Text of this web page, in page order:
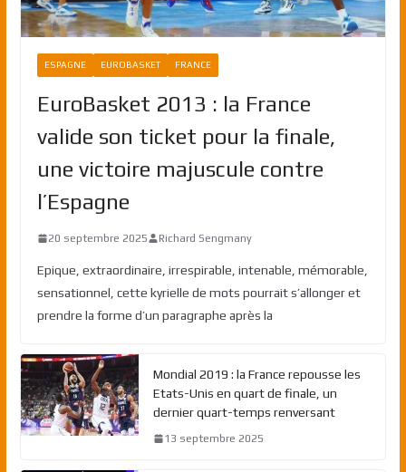
ESPAGNE EUROBASKET FRANCE
EuroBasket 2013 : la France
valide son ticket pour la finale,
une victoire majuscule contre
l’Espagne
20 septembre 2025 Richard Sengmany
Epique, extraordinaire, irrespirable, intenable, mémorable,
sensationnel, cette kyrielle de mots pourrait s’allonger et
prendre la forme d’un paragraphe après la
Mondial 2019 : la France repousse les
Etats-Unis en quart de finale, un
dernier quart-temps renversant
13 septembre 2025